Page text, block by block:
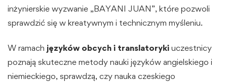
inżynierskie wyzwanie „BAYANI JUAN”, które pozwoli
sprawdzić się w kreatywnym i technicznym myśleniu.
W ramach języków obcych i translatoryki uczestnicy
poznają skuteczne metody nauki języków angielskiego i
niemieckiego, sprawdzą, czy nauka czeskiego